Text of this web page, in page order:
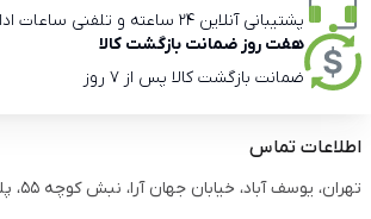
پشتیبانی آنلاین 24 ساعته و تلفنی ساعات اداری
هفت روز ضمانت بازگشت کالا
ضمانت بازگشت کالا پس از 7 روز
اطلاعات تماس
تهران، یوسف آباد، خیابان جهان آرا، نبش کوچه 55، پلاک 162